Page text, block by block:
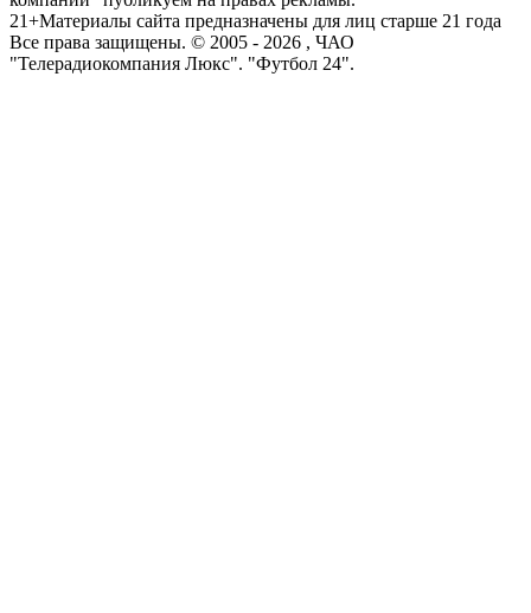
21+Материалы сайта предназначены для лиц старше 21 года
Все права защищены. © 2005 - 2026 , ЧАО
"Телерадиокомпания Люкс". "Футбол 24".